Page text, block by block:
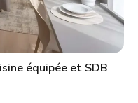
équipée et SDB